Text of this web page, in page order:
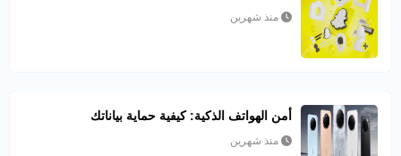
منذ شهرين
أمن الهواتف الذكية: كيفية حماية بياناتك
منذ شهرين